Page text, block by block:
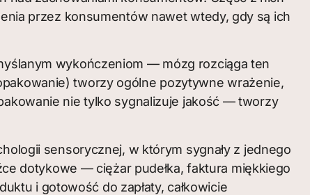
przez konsumentów nawet wtedy, gdy są ich
wykończeniom — mózg rozciąga ten
tworzy ogólne pozytywne wrażenie,
nie tylko sygnalizuje jakość — tworzy
sensorycznej, w którym sygnały z jednego
dotykowe — ciężar pudełka, faktura miękkiego
i gotowość do zapłaty, całkowicie